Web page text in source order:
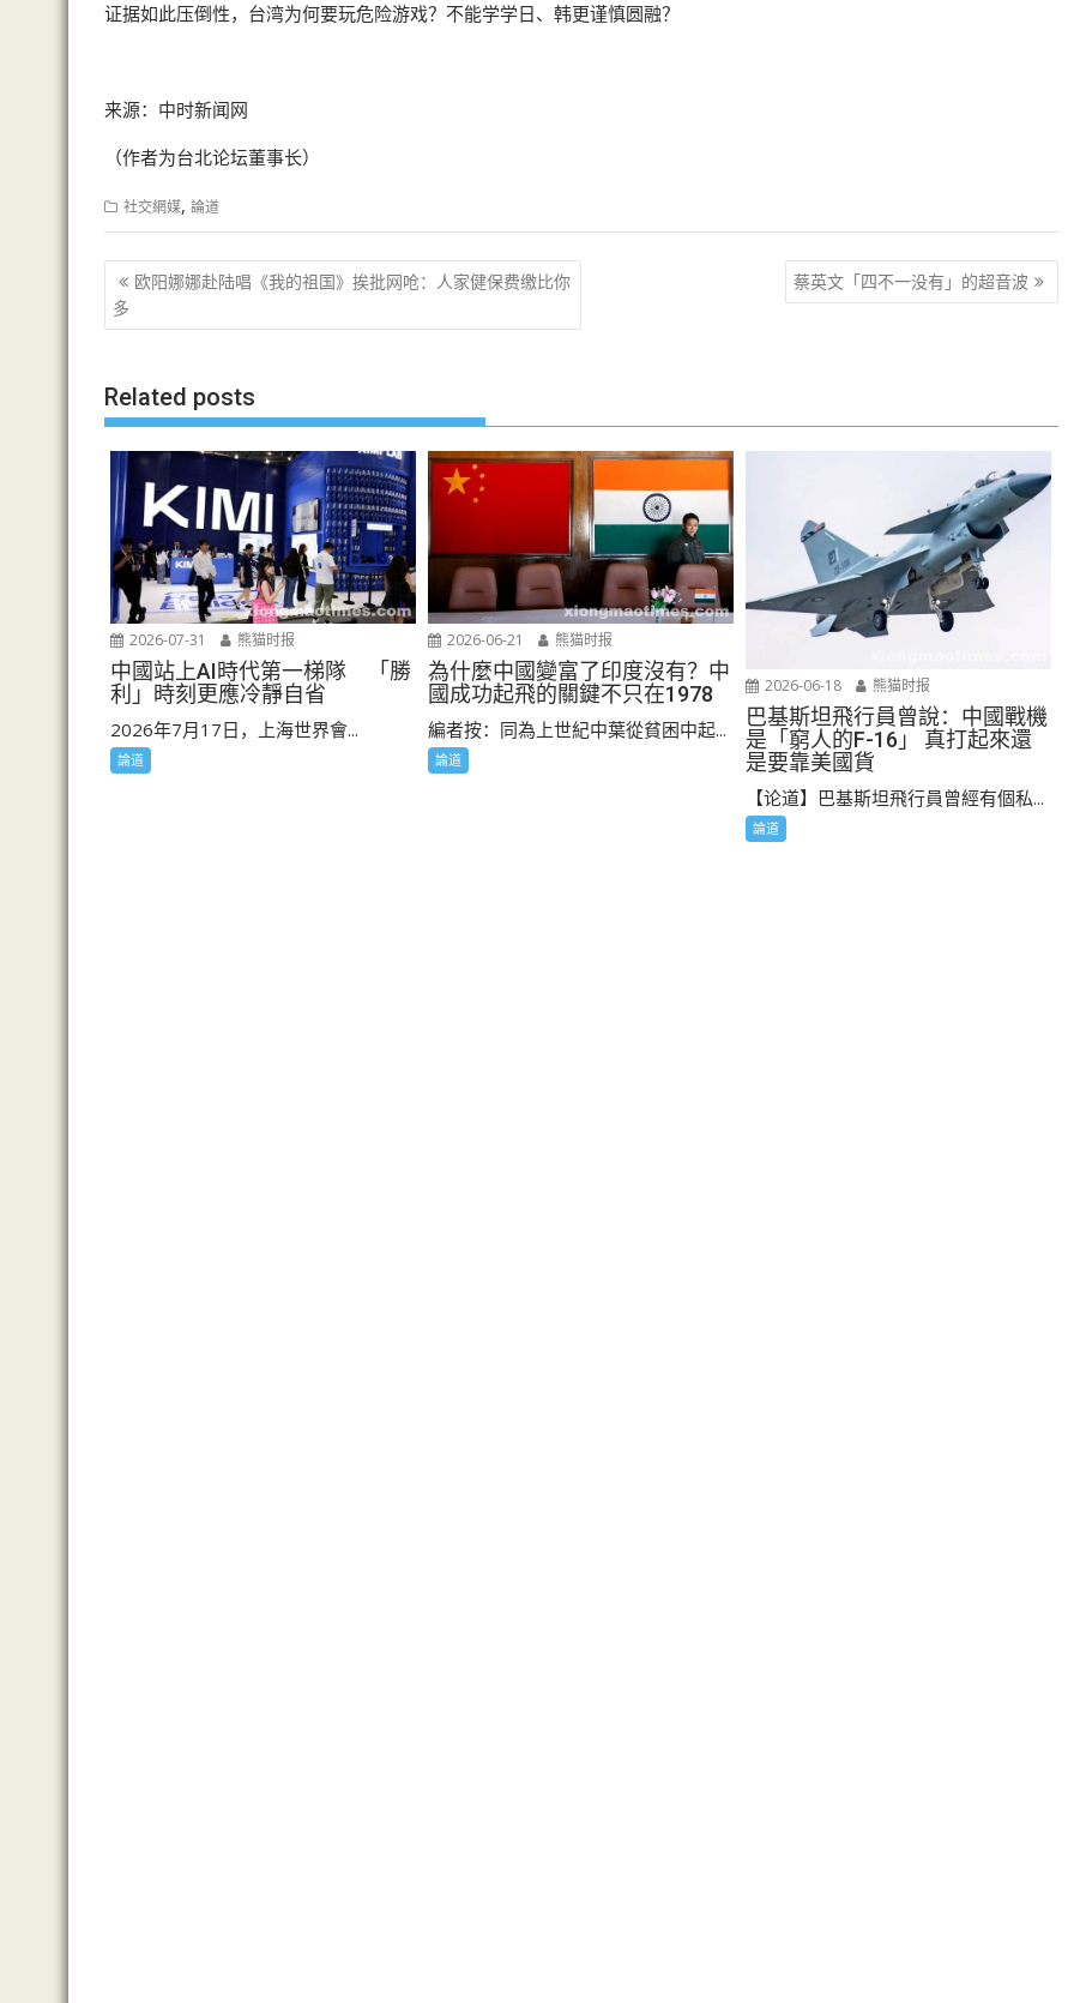
证据如此压倒性，台湾为何要玩危险游戏？不能学学日、韩更谨慎圆融？
来源：中时新闻网
（作者为台北论坛董事长）
社交網媒, 論道
文
章
欧阳娜娜赴陆唱《我的祖国》挨批网呛：人家健保费缴比你
多
蔡英文「四不一没有」的超音波
Related posts
2026-07-31 熊猫时报
中國站上AI時代第一梯隊 「勝
利」時刻更應冷靜自省
2026年7月17日，上海世界會...
論道
2026-06-21 熊猫时报
為什麼中國變富了印度沒有？中
國成功起飛的關鍵不只在1978
編者按：同為上世紀中葉從貧困中起...
論道
2026-06-18 熊猫时报
巴基斯坦飛行員曾說：中國戰機
是「窮人的F-16」 真打起來還
是要靠美國貨
【论道】巴基斯坦飛行員曾經有個私...
論道